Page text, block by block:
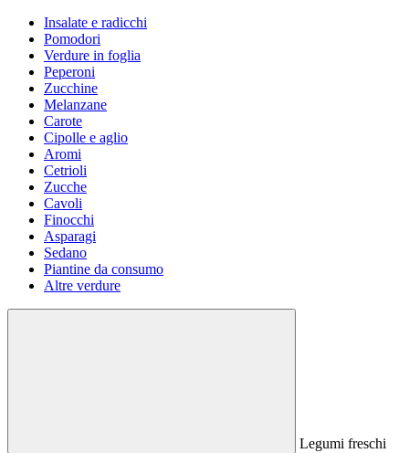
Insalate e radicchi
Pomodori
Verdure in foglia
Peperoni
Zucchine
Melanzane
Carote
Cipolle e aglio
Aromi
Cetrioli
Zucche
Cavoli
Finocchi
Asparagi
Sedano
Piantine da consumo
Altre verdure
Legumi freschi